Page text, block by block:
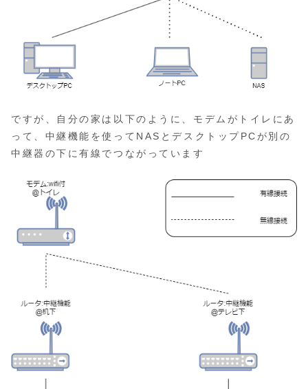
ですが、自分の家は以下のように、モデムがトイレにあ
って、中継機能を使ってNASとデスクトップPCが別の
中継器の下に有線でつながっています